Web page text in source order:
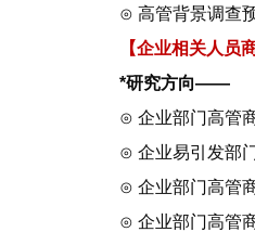
⊙ 高管背景调查
【企业相关人员
*研究方向——
⊙ 企业部门高管
⊙ 企业易引发部
⊙ 企业部门高管
⊙ 企业部门高管